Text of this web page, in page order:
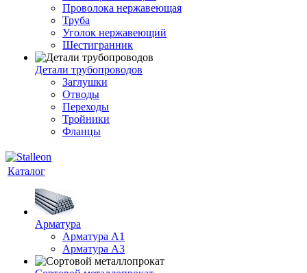
Проволока нержавеющая
Труба
Уголок нержавеющий
Шестигранник
Детали трубопроводов
Заглушки
Отводы
Переходы
Тройники
Фланцы
Каталог
Арматура
Арматура A1
Арматура А3